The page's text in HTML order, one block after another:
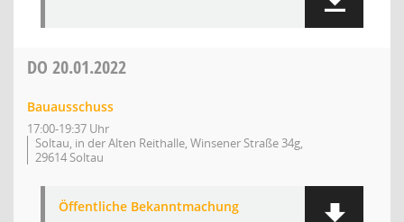
DO 20.01.2022
Bauausschuss
17:00-19:37 Uhr
Soltau, in der Alten Reithalle, Winsener Straße 34g,
29614 Soltau
Öffentliche Bekanntmachung